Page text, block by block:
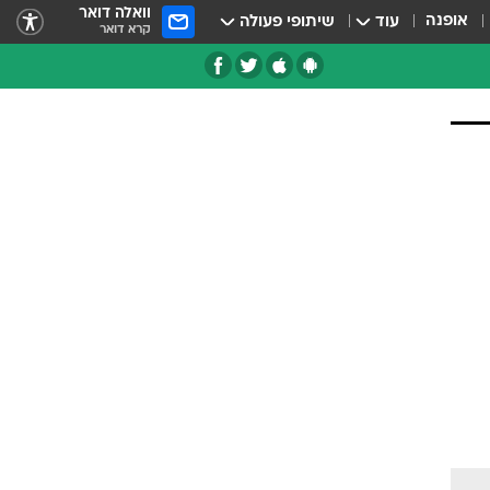
אופנה עוד שיתופי פעולה וואלה דואר
קרא דואר